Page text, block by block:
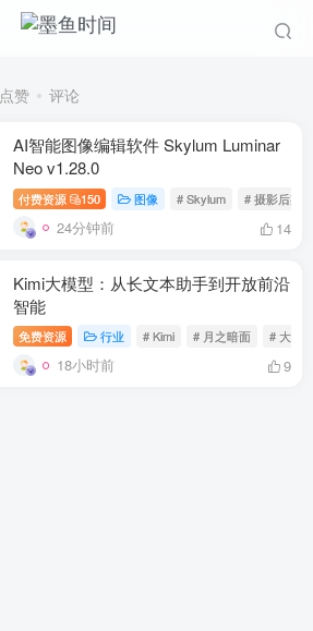
点赞 评论
AI智能图像编辑软件 Skylum Luminar
Neo v1.28.0
付费资源 150 图像 # Skylum # 摄影后期
24分钟前 14
Kimi大模型：从长文本助手到开放前沿
智能
免费资源 行业 # Kimi # 月之暗面 # 大模
18小时前 9